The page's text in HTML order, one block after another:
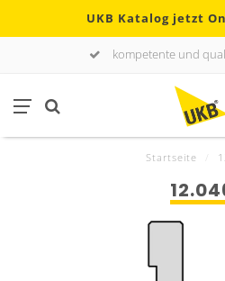
UKB Katalog jetzt
kompetente und
Startseite